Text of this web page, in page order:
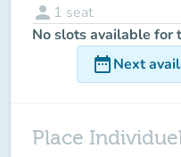
person 1 seat
No slots available for
date_rangeNext
Place